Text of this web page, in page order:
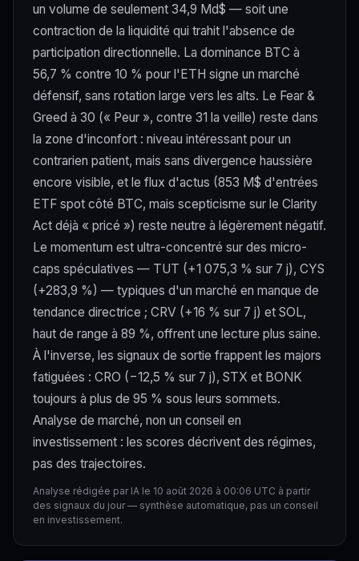
un volume de seulement 34,9 Md$ — soit une
contraction de la liquidité qui trahit l'absence de
participation directionnelle. La dominance BTC à
56,7 % contre 10 % pour l'ETH signe un marché
défensif, sans rotation large vers les alts. Le Fear &
Greed à 30 (« Peur », contre 31 la veille) reste dans
la zone d'inconfort : niveau intéressant pour un
contrarien patient, mais sans divergence haussière
encore visible, et le flux d'actus (853 M$ d'entrées
ETF spot côté BTC, mais scepticisme sur le Clarity
Act déjà « pricé ») reste neutre à légèrement négatif.
Le momentum est ultra-concentré sur des micro-
caps spéculatives — TUT (+1 075,3 % sur 7 j), CYS
(+283,9 %) — typiques d'un marché en manque de
tendance directrice ; CRV (+16 % sur 7 j) et SOL,
haut de range à 89 %, offrent une lecture plus saine.
À l'inverse, les signaux de sortie frappent les majors
fatiguées : CRO (−12,5 % sur 7 j), STX et BONK
toujours à plus de 95 % sous leurs sommets.
Analyse de marché, non un conseil en
investissement : les scores décrivent des régimes,
pas des trajectoires.
Analyse rédigée par IA le 10 août 2026 à 00:06 UTC à partir
des signaux du jour — synthèse automatique, pas un conseil
en investissement.